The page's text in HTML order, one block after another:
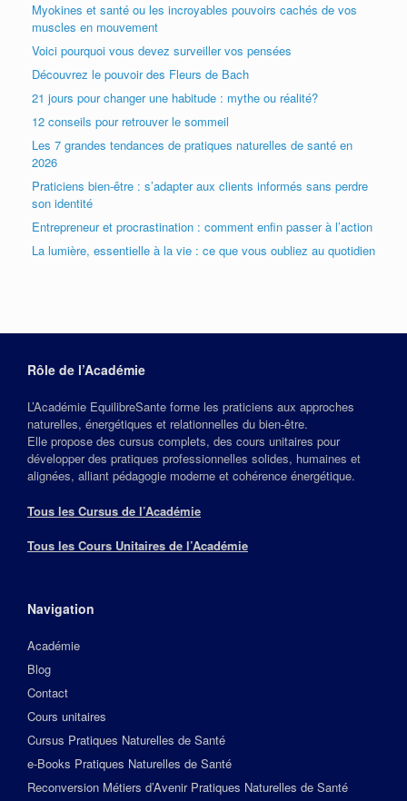
Myokines et santé ou les incroyables pouvoirs cachés de vos
muscles en mouvement
Voici pourquoi vous devez surveiller vos pensées
Découvrez le pouvoir des Fleurs de Bach
21 jours pour changer une habitude : mythe ou réalité?
12 conseils pour retrouver le sommeil
Les 7 grandes tendances de pratiques naturelles de santé en
2026
Praticiens bien-être : s’adapter aux clients informés sans perdre
son identité
Entrepreneur et procrastination : comment enfin passer à l’action
La lumière, essentielle à la vie : ce que vous oubliez au quotidien
Rôle de l’Académie
L’Académie EquilibreSante forme les praticiens aux approches
naturelles, énergétiques et relationnelles du bien‑être.
Elle propose des cursus complets, des cours unitaires pour
développer des pratiques professionnelles solides, humaines et
alignées, alliant pédagogie moderne et cohérence énergétique.
Tous les Cursus de l’Académie
Tous les Cours Unitaires de l’Académie
Navigation
Académie
Blog
Contact
Cours unitaires
Cursus Pratiques Naturelles de Santé
e-Books Pratiques Naturelles de Santé
Reconversion Métiers d’Avenir Pratiques Naturelles de Santé